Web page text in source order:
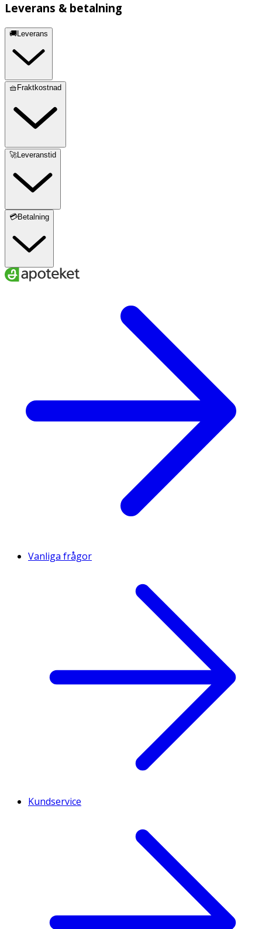
Leverans & betalning
🚚Leverans
🧺Fraktkostnad
🚀Leveranstid
💳Betalning
Vanliga frågor
Kundservice